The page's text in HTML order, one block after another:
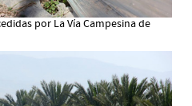
por La Vía Campesina de